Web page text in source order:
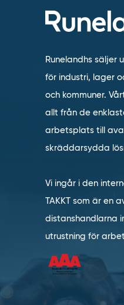
Runelandhs säljer
för industri, lager
och kommuner.
allt från de
arbetsplats till
skräddarsydda
Vi ingår i den
TAKKT som är en
distanshandlarna
utrustning för